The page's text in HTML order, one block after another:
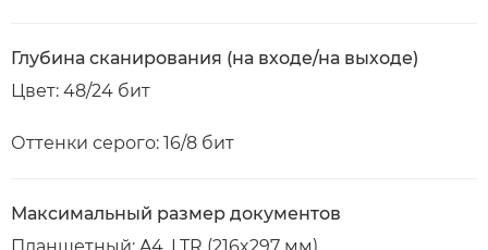
Глубина сканирования (на входе/на выходе)
Цвет: 48/24 бит
Оттенки серого: 16/8 бит
Максимальный размер документов